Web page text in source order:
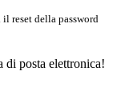
reset della password
di posta elettronica!